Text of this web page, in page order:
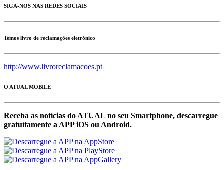
SIGA-NOS NAS REDES SOCIAIS
Temos livro de reclamações eletrónico
http://www.livroreclamacoes.pt
O ATUAL MOBILE
Receba as notícias do ATUAL no seu Smartphone, descarregue
gratuítamente a APP iOS ou Android.